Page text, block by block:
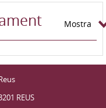
Mostra
REUS